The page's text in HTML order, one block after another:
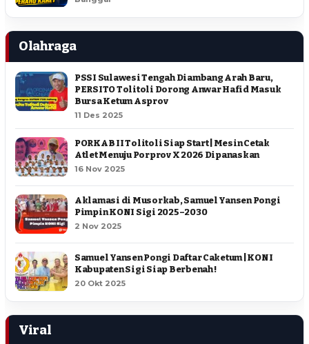
Olahraga
PSSI Sulawesi Tengah Diambang Arah Baru,
PERSITO Tolitoli Dorong Anwar Hafid Masuk
Bursa Ketum Asprov
11 Des 2025
PORKAB II Tolitoli Siap Start | Mesin Cetak
Atlet Menuju Porprov X 2026 Dipanaskan
16 Nov 2025
Aklamasi di Musorkab, Samuel Yansen Pongi
Pimpin KONI Sigi 2025–2030
2 Nov 2025
Samuel Yansen Pongi Daftar Caketum | KONI
Kabupaten Sigi Siap Berbenah !
20 Okt 2025
Viral